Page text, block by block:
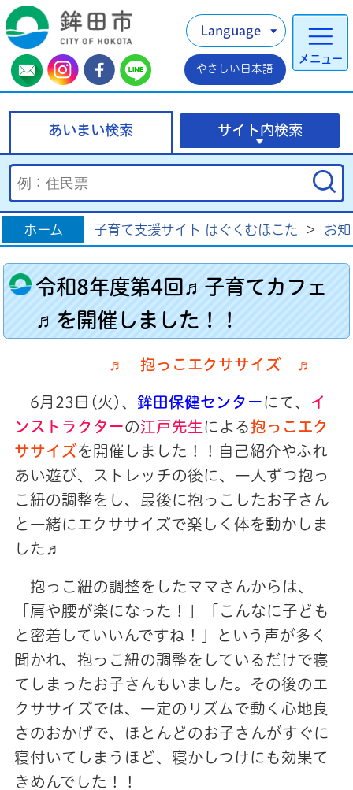
メニュー
Language
やさしい日本語
あいまい検索 サイト内検索
ホーム 子育て支援サイト はぐくむほこた > お
令和8年度第4回♬子育てカフェ
♬を開催しました！！
♬ 抱っこエクササイズ ♬
6月23日(火)、 鉾田保健センター にて、
イ
ンストラクターの江戸先生 による抱っこエク
ササイズを開催しました！！自己紹介やふれ
あい遊び、ストレッチの後に、一人ずつ抱っ
こ紐の調整をし、最後に抱っこしたお子さん
と一緒にエクササイズで楽しく体を動かしま
した♬
抱っこ紐の調整をしたママさんからは、
「肩や腰が楽になった！」「こんなに子ども
と密着していいんですね！」という声が多く
聞かれ、抱っこ紐の調整をしているだけで寝
てしまったお子さんもいました。その後のエ
クササイズでは、一定のリズムで動く心地良
さのおかげで、ほとんどのお子さんがすぐに
寝付いてしまうほど、寝かしつけにも効果て
きめんでした！！